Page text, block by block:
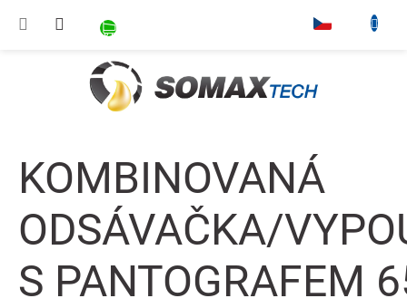
NÁKUPNÍ KOŠÍK
KOMBINOVANÁ
ODSÁVAČKA/
S PANTOGRAFEM